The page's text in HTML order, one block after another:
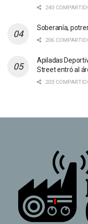
240
Soberanía,
206
Apiladas
Street entró al
203